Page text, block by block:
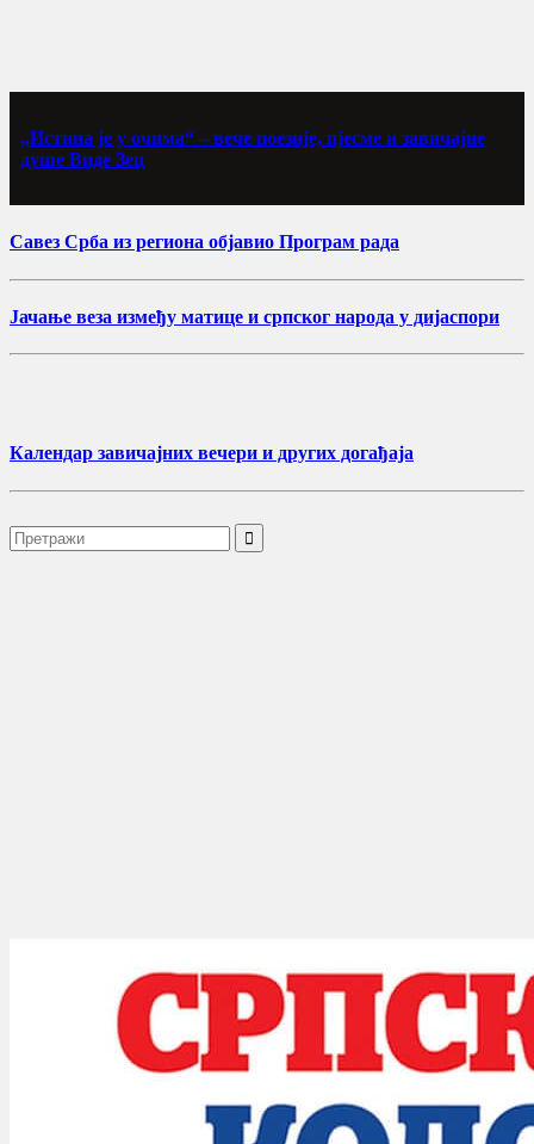
„Истина је у очима“ – вече поезије, пјесме и завичајне
душе Виде Зец
Савез Срба из региона објавио Програм рада
Јачање веза између матице и српског народа у дијаспори
Календар завичајних вечери и других догађаја